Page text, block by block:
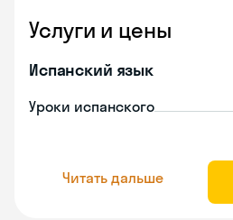
Услуги и цены
Испанский язык
Уроки испанского
Читать дальше